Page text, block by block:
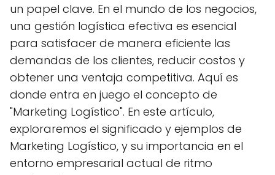
un papel clave. En el mundo de los negocios,
una gestión logística efectiva es esencial
para satisfacer de manera eficiente las
demandas de los clientes, reducir costos y
obtener una ventaja competitiva. Aquí es
donde entra en juego el concepto de
"Marketing Logístico". En este artículo,
exploraremos el significado y ejemplos de
Marketing Logístico, y su importancia en el
entorno empresarial actual de ritmo